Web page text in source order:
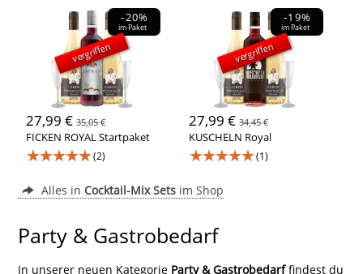
-20%
im Paket
vergriffen
27,99 €35,05 €
FICKEN ROYAL Startpaket
★★★★★(2)
-19%
im Paket
vergriffen
27,99 € 34,45 €
KUSCHELN Royal
★★★★★(1)
Alles in Cocktail-Mix Sets im Shop
Party & Gastrobedarf
In unserer neuen Kategorie Party & Gastrobedarffindest du